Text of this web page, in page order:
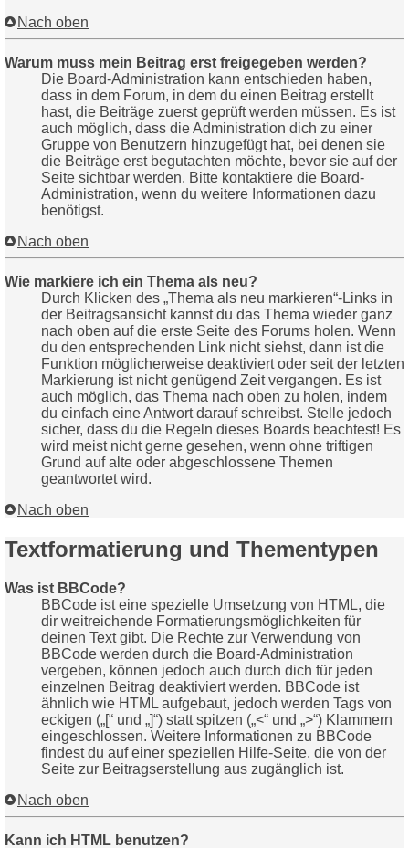
Nach oben
Warum muss mein Beitrag erst freigegeben werden?
Die Board-Administration kann entschieden haben,
dass in dem Forum, in dem du einen Beitrag erstellt
hast, die Beiträge zuerst geprüft werden müssen. Es ist
auch möglich, dass die Administration dich zu einer
Gruppe von Benutzern hinzugefügt hat, bei denen sie
die Beiträge erst begutachten möchte, bevor sie auf der
Seite sichtbar werden. Bitte kontaktiere die Board-
Administration, wenn du weitere Informationen dazu
benötigst.
Nach oben
Wie markiere ich ein Thema als neu?
Durch Klicken des „Thema als neu markieren“-Links in
der Beitragsansicht kannst du das Thema wieder ganz
nach oben auf die erste Seite des Forums holen. Wenn
du den entsprechenden Link nicht siehst, dann ist die
Funktion möglicherweise deaktiviert oder seit der letzten
Markierung ist nicht genügend Zeit vergangen. Es ist
auch möglich, das Thema nach oben zu holen, indem
du einfach eine Antwort darauf schreibst. Stelle jedoch
sicher, dass du die Regeln dieses Boards beachtest! Es
wird meist nicht gerne gesehen, wenn ohne triftigen
Grund auf alte oder abgeschlossene Themen
geantwortet wird.
Nach oben
Textformatierung und Thementypen
Was ist BBCode?
BBCode ist eine spezielle Umsetzung von HTML, die
dir weitreichende Formatierungsmöglichkeiten für
deinen Text gibt. Die Rechte zur Verwendung von
BBCode werden durch die Board-Administration
vergeben, können jedoch auch durch dich für jeden
einzelnen Beitrag deaktiviert werden. BBCode ist
ähnlich wie HTML aufgebaut, jedoch werden Tags von
eckigen („[“ und „]“) statt spitzen („<“ und „>“) Klammern
eingeschlossen. Weitere Informationen zu BBCode
findest du auf einer speziellen Hilfe-Seite, die von der
Seite zur Beitragserstellung aus zugänglich ist.
Nach oben
Kann ich HTML benutzen?